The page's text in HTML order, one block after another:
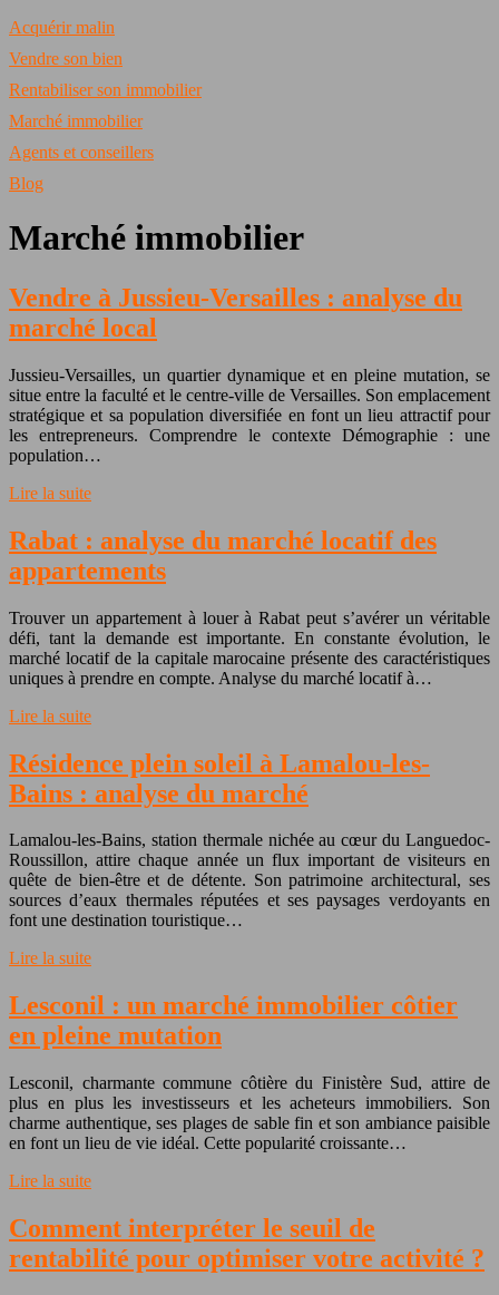
Acquérir malin
Vendre son bien
Rentabiliser son immobilier
Marché immobilier
Agents et conseillers
Blog
Marché immobilier
Vendre à Jussieu-Versailles : analyse du
marché local
Jussieu-Versailles, un quartier dynamique et en pleine mutation, se
situe entre la faculté et le centre-ville de Versailles. Son emplacement
stratégique et sa population diversifiée en font un lieu attractif pour
les entrepreneurs. Comprendre le contexte Démographie : une
population…
Lire la suite
Rabat : analyse du marché locatif des
appartements
Trouver un appartement à louer à Rabat peut s’avérer un véritable
défi, tant la demande est importante. En constante évolution, le
marché locatif de la capitale marocaine présente des caractéristiques
uniques à prendre en compte. Analyse du marché locatif à…
Lire la suite
Résidence plein soleil à Lamalou-les-
Bains : analyse du marché
Lamalou-les-Bains, station thermale nichée au cœur du Languedoc-
Roussillon, attire chaque année un flux important de visiteurs en
quête de bien-être et de détente. Son patrimoine architectural, ses
sources d’eaux thermales réputées et ses paysages verdoyants en
font une destination touristique…
Lire la suite
Lesconil : un marché immobilier côtier
en pleine mutation
Lesconil, charmante commune côtière du Finistère Sud, attire de
plus en plus les investisseurs et les acheteurs immobiliers. Son
charme authentique, ses plages de sable fin et son ambiance paisible
en font un lieu de vie idéal. Cette popularité croissante…
Lire la suite
Comment interpréter le seuil de
rentabilité pour optimiser votre activité ?